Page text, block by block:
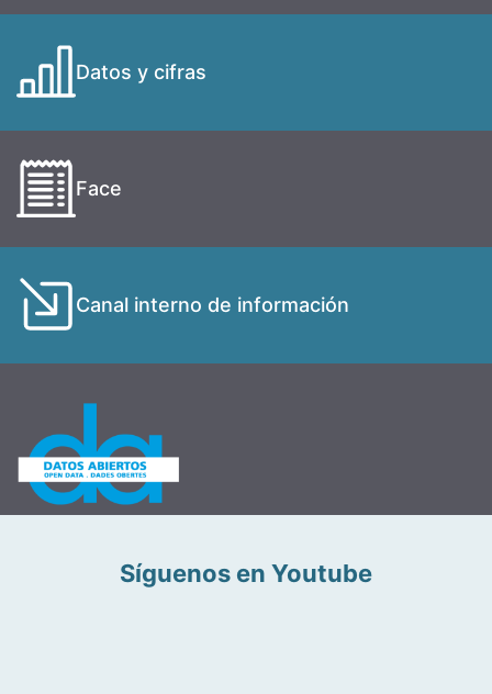
Datos y cifras
Face
Canal interno de información
Síguenos en Youtube